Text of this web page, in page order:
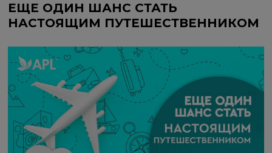
ЕЩЕ ОДИН ШАНС СТАТЬ
НАСТОЯЩИМ ПУТЕШЕСТВЕННИКОМ